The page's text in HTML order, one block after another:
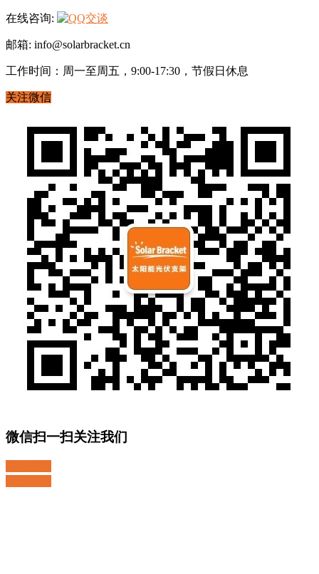
在线咨询:
邮箱: info@solarbracket.cn
工作时间：周一至周五，9:00-17:30，节假日休息
关注微信
微信扫一扫关注我们